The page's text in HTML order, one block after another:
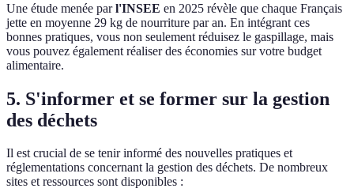
Une étude menée parl'INSEE en 2025 révèle que chaque Français
jette en moyenne 29 kg de nourriture par an. En intégrant ces
bonnes pratiques, vous non seulement réduisez le gaspillage, mais
vous pouvez également réaliser des économies sur votre budget
alimentaire.
5. S'informer et se former sur la gestion
des déchets
Il est crucial de se tenir informé des nouvelles pratiques et
réglementations concernant la gestion des déchets. De nombreux
sites et ressources sont disponibles :